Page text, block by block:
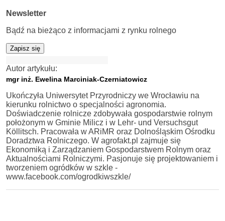
Newsletter
Bądź na bieżąco z informacjami z rynku rolnego
Zapisz się
Autor artykułu:
mgr inż. Ewelina Marciniak-Czerniatowicz
Ukończyła Uniwersytet Przyrodniczy we Wrocławiu na
kierunku rolnictwo o specjalności agronomia.
Doświadczenie rolnicze zdobywała gospodarstwie rolnym
położonym w Gminie Milicz i w Lehr- und Versuchsgut
Köllitsch. Pracowała w ARiMR oraz Dolnośląskim Ośrodku
Doradztwa Rolniczego. W agrofakt.pl zajmuje się
Ekonomiką i Zarządzaniem Gospodarstwem Rolnym oraz
Aktualnościami Rolniczymi. Pasjonuje się projektowaniem i
tworzeniem ogródków w szkle -
www.facebook.com/ogrodkiwszkle/